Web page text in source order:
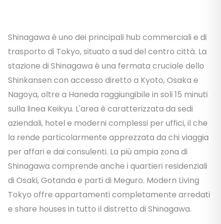
Shinagawa è uno dei principali hub commerciali e di
trasporto di Tokyo, situato a sud del centro città. La
stazione di Shinagawa è una fermata cruciale dello
Shinkansen con accesso diretto a Kyoto, Osaka e
Nagoya, oltre a Haneda raggiungibile in soli 15 minuti
sulla linea Keikyu. L'area è caratterizzata da sedi
aziendali, hotel e moderni complessi per uffici, il che
la rende particolarmente apprezzata da chi viaggia
per affari e dai consulenti. La più ampia zona di
Shinagawa comprende anche i quartieri residenziali
di Osaki, Gotanda e parti di Meguro. Modern Living
Tokyo offre appartamenti completamente arredati
e share houses in tutto il distretto di Shinagawa.